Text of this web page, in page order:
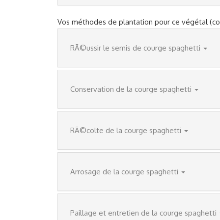
Vos méthodes de plantation pour ce végétal
RÃ©ussir le semis de courge spaghetti
Conservation de la courge spaghetti
RÃ©colte de la courge spaghetti
Arrosage de la courge spaghetti
Paillage et entretien de la courge spaghetti